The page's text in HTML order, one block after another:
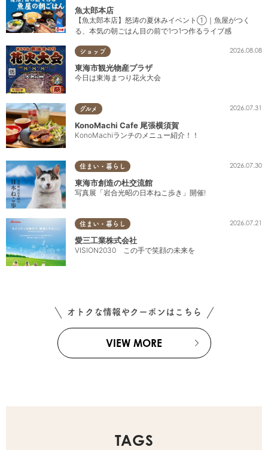
魚太郎本店
【魚太郎本店】怒涛の夏休みイベント①｜魚屋がつく
る、本気の朝ごはん目の前で1つ1つ作るライブ感
ショップ 2026.08.08
東海市観光物産プラザ
今日は東海まつり花火大会
グルメ 2026.07.31
KonoMachi Cafe 尾張横須賀
KonoMachiランチのメニュー紹介！！
住まい・暮らし 2026.07.30
東海市創造の杜交流館
写真展「岩合光昭の日本ねこ歩き」開催!
住まい・暮らし 2026.07.21
愛三工業株式会社
VISION2030 この手で笑顔の未来を
オトクな情報やクーポンはこちら
VIEW MORE
TAGS